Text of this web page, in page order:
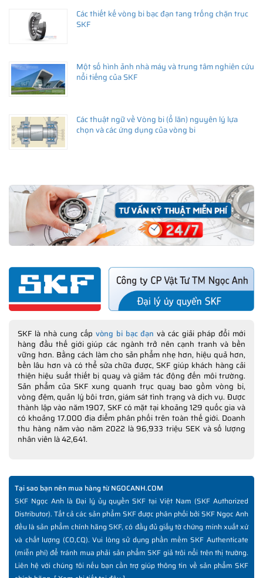
Các thiết kế vòng bi bạc đạn tang trống chặn trục
SKF
Một số hình ảnh nhà máy và trung tâm nghiên cứu
nổi tiếng của SKF
Các thuật ngữ về Vòng bi (ổ lăn) nguyên lý lựa
chọn và các ứng dụng của vòng bi
SKF là nhà cung cấp vòng bi bạc đạn và các giải pháp đổi mới
hàng đầu thế giới giúp các ngành trở nên cạnh tranh và bền
vững hơn. Bằng cách làm cho sản phẩm nhẹ hơn, hiệu quả hơn,
bền lâu hơn và có thể sửa chữa được, SKF giúp khách hàng cải
thiện hiệu suất thiết bị quay và giảm tác động đến môi trường.
Sản phẩm của SKF xung quanh trục quay bao gồm vòng bi,
vòng đệm, quản lý bôi trơn, giám sát tình trạng và dịch vụ. Được
thành lập vào năm 1907, SKF có mặt tại khoảng 129 quốc gia và
có khoảng 17.000 địa điểm phân phối trên toàn thế giới. Doanh
thu hàng năm vào năm 2022 là 96,933 triệu SEK và số lượng
nhân viên là 42,641.
Tại sao bạn nên mua hàng từ NGOCANH.COM
SKF Ngọc Anh là Đại lý ủy quyền SKF tại Việt Nam (SKF Authorized
Distributor). Tất cả các sản phẩm SKF được phân phối bởi SKF Ngọc Anh
đều là sản phẩm chính hãng SKF, có đầy đủ giấy tờ chứng minh xuất xứ
và chất lượng (CO,CQ). Vui lòng sử dụng phần mềm SKF Authenticate
(miễn phí) để tránh mua phải sản phẩm SKF giả trôi nổi trên thị trường.
Liên hệ với chúng tôi nếu bạn cần trợ giúp thông tin về sản phẩm SKF